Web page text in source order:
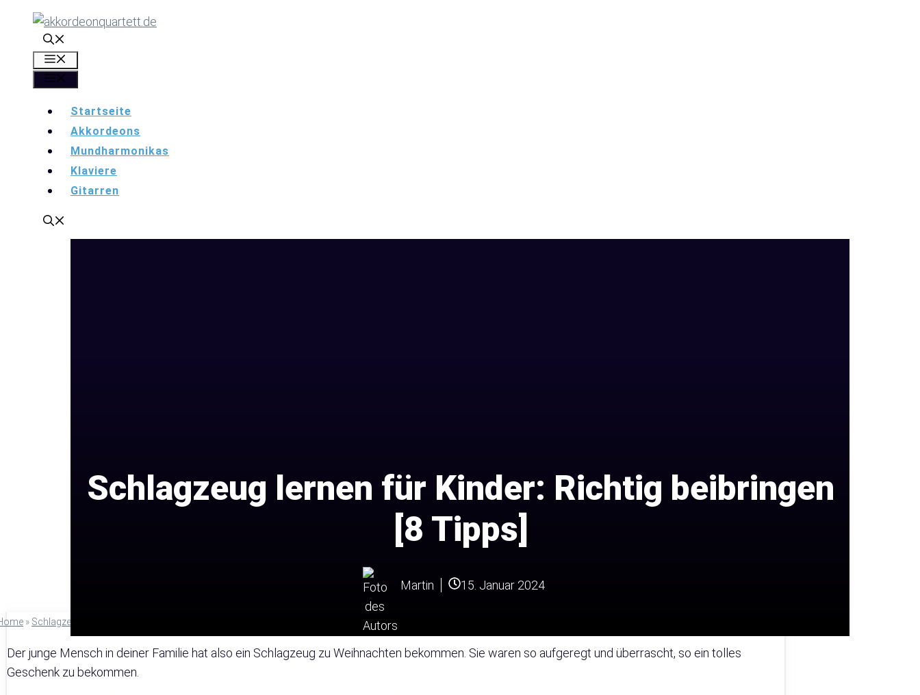
springen
Startseite
Akkordeons
Mundharmonikas
Klaviere
Gitarren
Schlagzeug lernen für Kinder: Richtig beibringen
[8 Tipps]
Martin 15. Januar 2024
» Schlagzeuge
Der junge Mensch in deiner Familie hat also ein Schlagzeug zu Weihnachten bekommen. Sie waren so aufgeregt und überrascht, so ein tolles
Geschenk zu bekommen.